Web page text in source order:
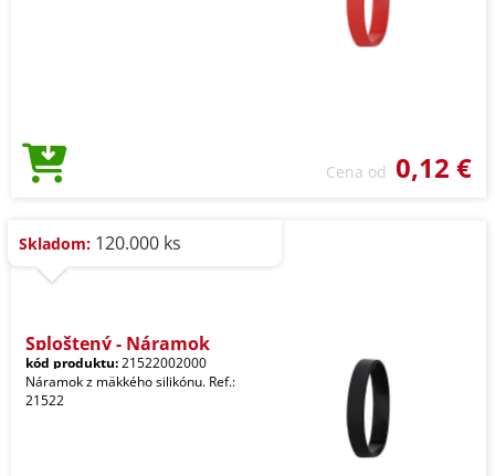
Cena od 0,12 €
Skladom: 120.000 ks
Sploštený - Náramok
kód produktu:21522002000
Náramok z mäkkého silikónu. Ref.:
21522